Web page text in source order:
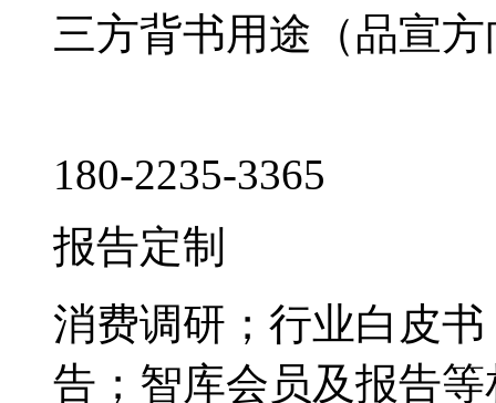
三方背书用途（品宣
180-2235-3365
报告定制
消费调研；行业白皮
告；智库会员及报告